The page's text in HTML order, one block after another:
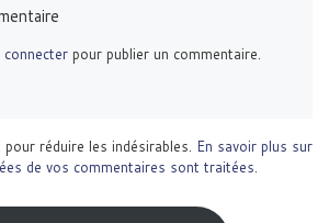
connecter pour publier un commentaire.
réduire les indésirables. En savoir plus sur
de vos commentaires sont traitées.